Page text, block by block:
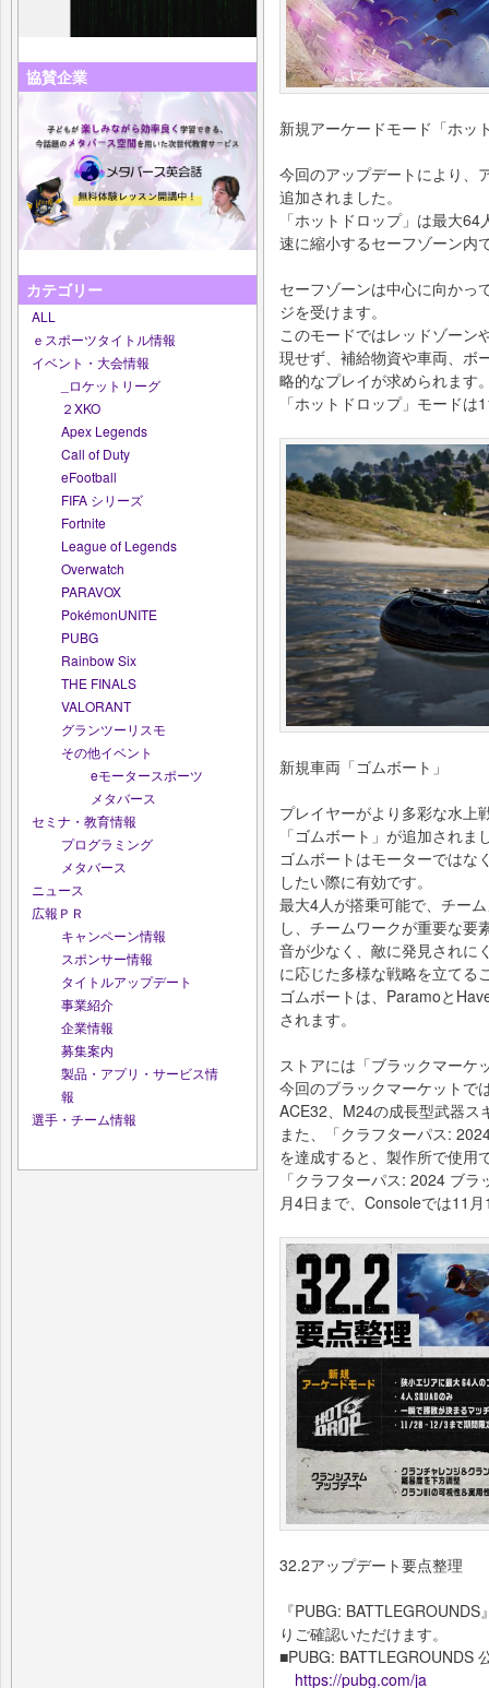
協賛企業
カテゴリー
ALL
ｅスポーツタイトル情報
イベント・大会情報
_ロケットリーグ
２XKO
Apex Legends
Call of Duty
eFootball
FIFA シリーズ
Fortnite
League of Legends
Overwatch
PARAVOX
PokémonUNITE
PUBG
Rainbow Six
THE FINALS
VALORANT
グランツーリスモ
その他イベント
eモータースポーツ
メタバース
セミナ・教育情報
プログラミング
メタバース
ニュース
広報ＰＲ
キャンペーン情報
スポンサー情報
タイトルアップデート
事業紹介
企業情報
募集案内
製品・アプリ・サービス情
報
選手・チーム情報
新規アーケードモード「ホッ
今回のアップデートにより、
追加されました。
「ホットドロップ」は最大
速に縮小するセーフゾーン内
セーフゾーンは中心に向かっ
ジを受けます。
このモードではレッドゾーン
現せず、補給物資や車両、ボ
略的なプレイが求められます
「ホットドロップ」モード
新規車両「ゴムボート」
プレイヤーがより多彩な水上
「ゴムボート」が追加されま
ゴムボートはモーターではな
したい際に有効です。
最大4人が搭乗可能で、チー
し、チームワークが重要な要
音が少なく、敵に発見されに
に応じた多様な戦略を立てる
ゴムボートは、Paramoと
されます。
ストアには「ブラックマーケ
今回のブラックマーケットで
ACE32、M24の成長型武器ス
また、「クラフターパス:
を達成すると、製作所で使用
「クラフターパス: 2024 ブ
月4日まで、Consoleでは11
32.2アップデート要点整理
『PUBG:
りご確認いただけます。
■PUBG: BATTLEGROUNDS
https://pubg.com/ja